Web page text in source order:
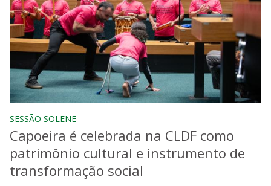
SESSÃO SOLENE
Capoeira é celebrada na CLDF como
patrimônio cultural e instrumento de
transformação social